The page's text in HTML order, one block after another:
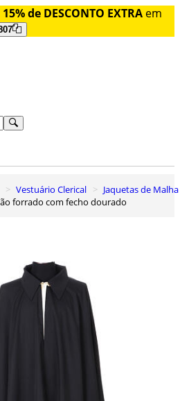
15% de DESCONTO EXTRA em
Vestuário Clerical
Jaquetas de Malha
forrado com fecho dourado